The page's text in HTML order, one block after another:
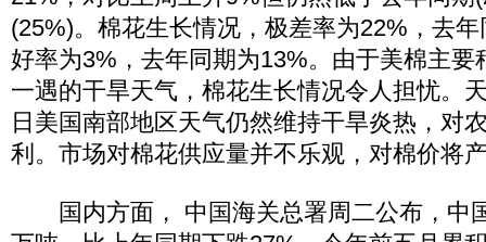
(25%)。棉花生长情况，极差率为22%，去
好率为3%，去年同期为13%。由于美棉主要
一遇的干旱天气，棉花生长情况令人担忧。
日美国南部地区天气仍然维持干旱炎热，对
利。市场对棉花供应量并不乐观，对棉价将
国内方面， 中国海关总署周二公布，中